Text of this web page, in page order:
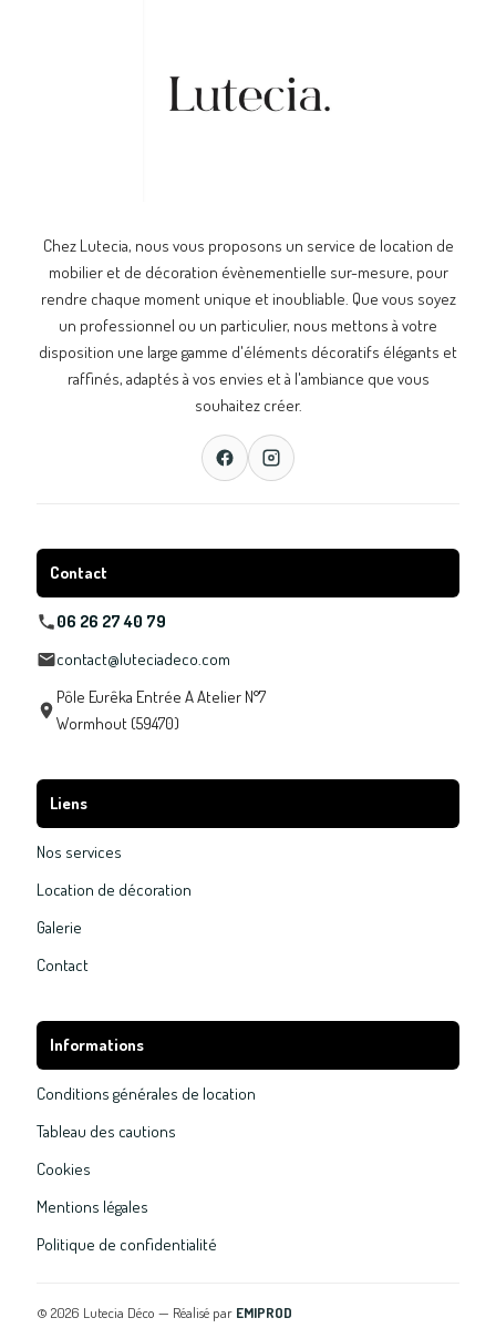
Chez Lutecia, nous vous proposons un service de location de
mobilier et de décoration évènementielle sur-mesure, pour
rendre chaque moment unique et inoubliable. Que vous soyez
un professionnel ou un particulier, nous mettons à votre
disposition une large gamme d'éléments décoratifs élégants et
raffinés, adaptés à vos envies et à l'ambiance que vous
souhaitez créer.
Contact
06 26 27 40 79
contact@luteciadeco.com
Pôle Eurêka Entrée A Atelier N°7
Wormhout (59470)
Liens
Nos services
Location de décoration
Galerie
Contact
Informations
Conditions générales de location
Tableau des cautions
Cookies
Mentions légales
Politique de confidentialité
© 2026 Lutecia Déco — Réalisé par EMIPROD